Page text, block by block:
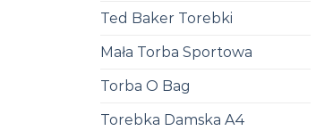
Ted Baker Torebki
Mała Torba Sportowa
Torba O Bag
Torebka Damska A4